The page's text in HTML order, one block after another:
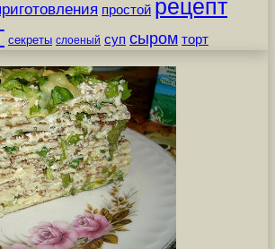
простой рецепт
секреты слоеный суп сыром торт